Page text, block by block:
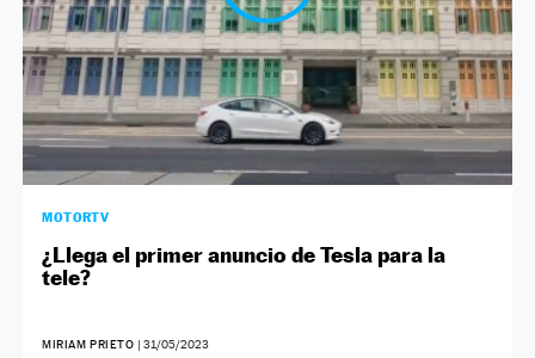
MOTORTV
¿Llega el primer anuncio de Tesla para la
tele?
MIRIAM PRIETO | 31/05/2023